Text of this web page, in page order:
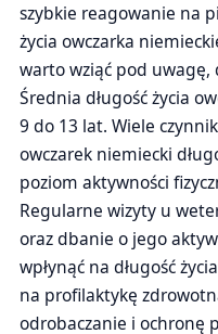
szybkie reagowanie na
życia owczarka
warto wziąć pod uwagę,
Średnia długość życia
9 do 13 lat. Wiele
owczarek niemiecki
poziom aktywności
Regularne wizyty u
oraz dbanie o jego
wpłynąć na długość
na profilaktykę
odrobaczanie i ochronę